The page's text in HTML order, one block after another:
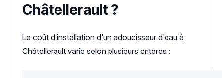
Châtellerault ?
Le coût d'installation d'un adoucisseur d'eau à
Châtellerault varie selon plusieurs critères :